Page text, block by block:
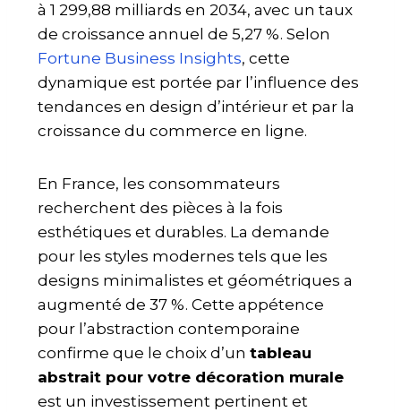
à 1 299,88 milliards en 2034, avec un taux
de croissance annuel de 5,27 %. Selon
Fortune Business Insights, cette
dynamique est portée par l’influence des
tendances en design d’intérieur et par la
croissance du commerce en ligne.
En France, les consommateurs
recherchent des pièces à la fois
esthétiques et durables. La demande
pour les styles modernes tels que les
designs minimalistes et géométriques a
augmenté de 37 %. Cette appétence
pour l’abstraction contemporaine
confirme que le choix d’un tableau
abstrait pour votre décoration murale
est un investissement pertinent et